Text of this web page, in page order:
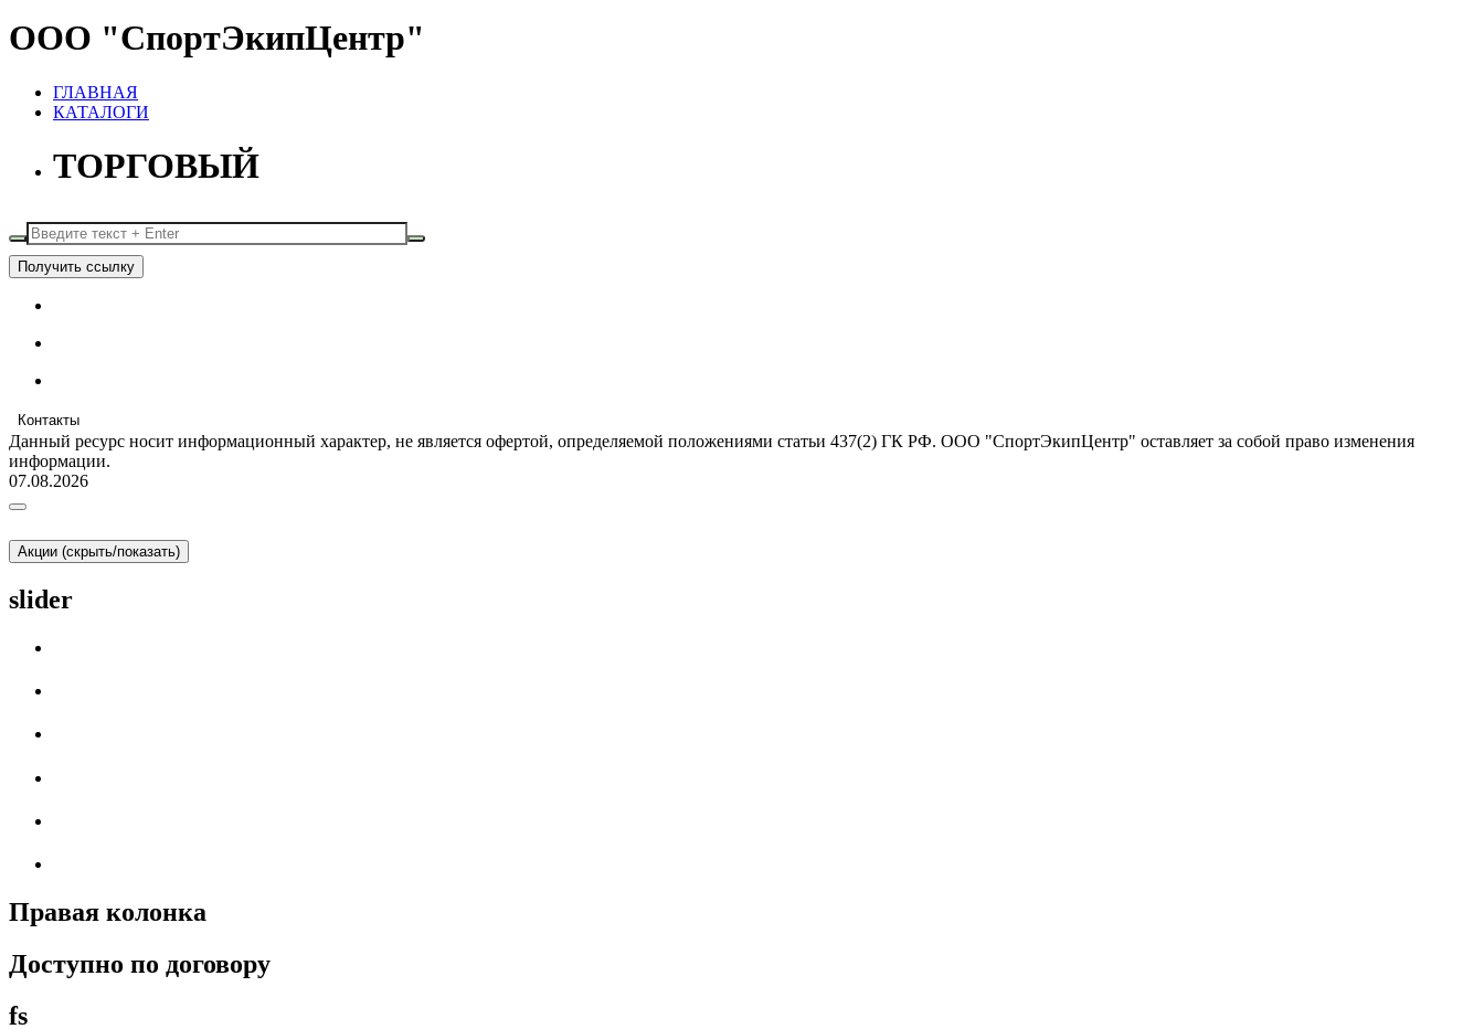
ООО "СпортЭкипЦентр"
ГЛАВНАЯ
КАТАЛОГИ
ТОРГОВЫЙ
Получить ссылку
Контакты
Данный ресурс носит информационный характер, не является офертой, определяемой положениями статьи 437(2) ГК РФ. ООО "СпортЭкипЦентр" оставляет за собой право изменения
информации.
07.08.2026
Акции (скрыть/показать)
slider
Правая колонка
Доступно по договору
fs